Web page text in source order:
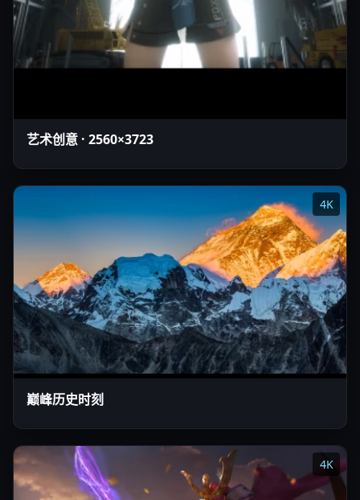
艺术创意 · 2560×3723
4K
巅峰历史时刻
4K